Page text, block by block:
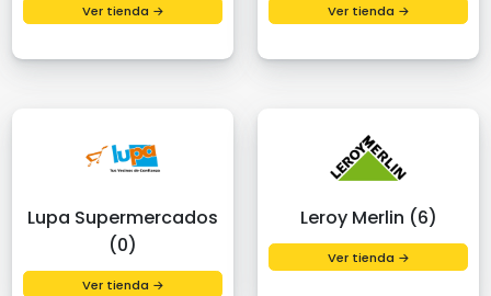
Ver tienda → Ver tienda →
Lupa Supermercados
(0)
Ver tienda →
Leroy Merlin (6)
Ver tienda →